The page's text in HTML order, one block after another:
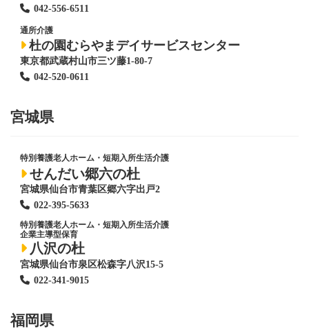
042-556-6511
通所介護
杜の園むらやまデイサービスセンター
東京都武蔵村山市三ツ藤1-80-7
042-520-0611
宮城県
特別養護老人ホーム ・短期入所生活介護
せんだい郷六の杜
宮城県仙台市青葉区郷六字出戸2
022-395-5633
特別養護老人ホーム ・短期入所生活介護
企業主導型保育
八沢の杜
宮城県仙台市泉区松森字八沢15-5
022-341-9015
福岡県